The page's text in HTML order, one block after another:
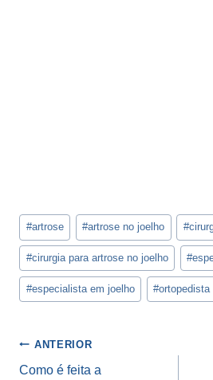
Tags
do
Post:
#artrose #artrose no joelho #
#cirurgia para artrose no joelho #
#especialista em joelho #
Navegação
de
ANTERIOR
Como é feita a